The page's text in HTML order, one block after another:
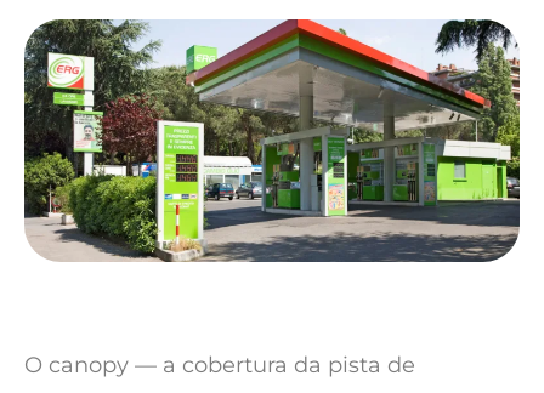
O canopy — a cobertura da pista de